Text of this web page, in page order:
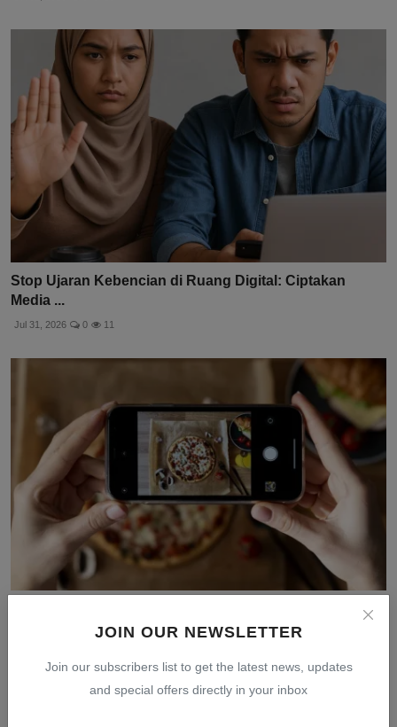
JOIN OUR NEWSLETTER
Join our subscribers list to get the latest news, updates
and special offers directly in your inbox
Stop Ujaran Kebencian di Ruang Digital: Ciptakan
Media ...
Jul 31, 2026 0 11